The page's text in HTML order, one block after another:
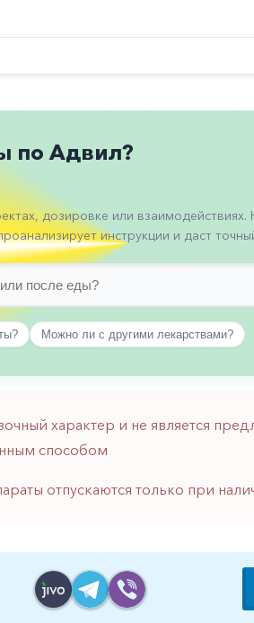
по Адвил?
дозировке или взаимодействиях.
инструкции и даст
Можно ли с другими лекарствами?
характер и не является
способом
отпускаются только при